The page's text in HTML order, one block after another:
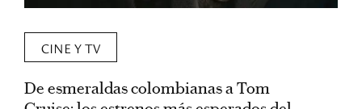
CINE Y TV
De esmeraldas colombianas a Tom